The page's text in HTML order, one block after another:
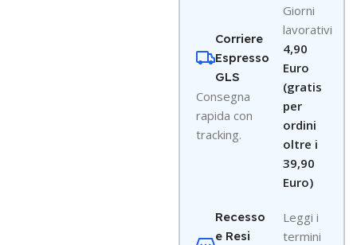
Corriere
Espresso
GLS
Consegna
rapida con
tracking.
Giorni
lavorativi
4,90
Euro
(gratis
per
ordini
oltre i
39,90
Euro)
Recesso
e Resi
Leggi i
termini